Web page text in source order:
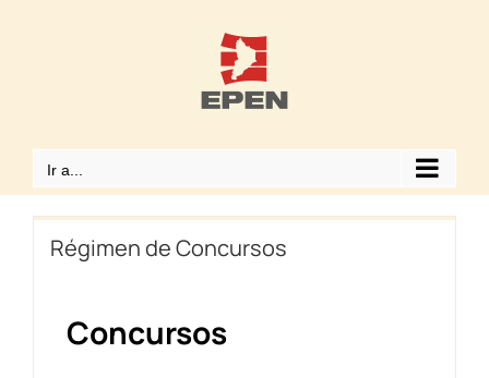
Ir a...
Régimen de Concursos
Concursos